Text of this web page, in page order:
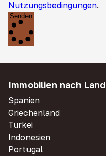
Nutzungsbedingungen.
Senden
Immobilien nach Land
Spanien
Griechenland
Türkei
Indonesien
Portugal